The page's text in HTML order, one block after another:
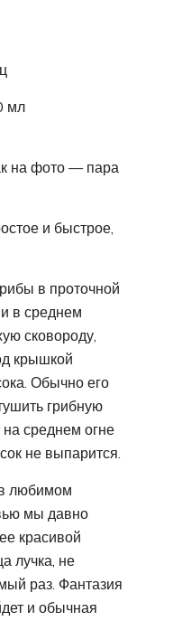
мл
на фото — пара
и быстрое,
в проточной
в среднем
сковороду,
крышкой
Обычно его
грибную
среднем огне
не выпарится.
любимом
мы давно
красивой
лучка, не
раз. Фантазия
и обычная